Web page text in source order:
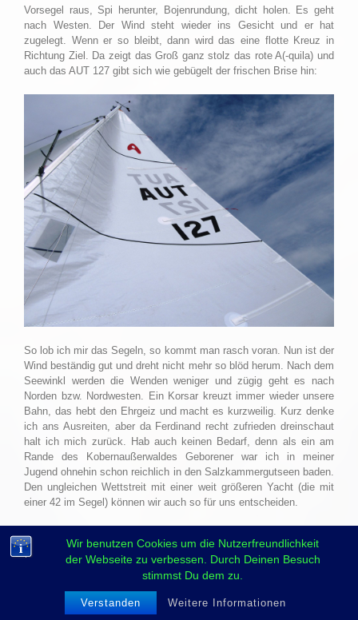
Wir benutzen Cookies um die Nutzerfreundlichkeit
der Webseite zu verbessen. Durch Deinen Besuch
stimmst Du dem zu.
Verstanden Weitere Informationen
Vorsegel raus, Spi herunter, Bojenrundung, dicht holen. Es geht
nach Westen. Der Wind steht wieder ins Gesicht und er hat
zugelegt. Wenn er so bleibt, dann wird das eine flotte Kreuz in
Richtung Ziel. Da zeigt das Groß ganz stolz das rote A(-quila) und
auch das AUT 127 gibt sich wie gebügelt der frischen Brise hin:
So lob ich mir das Segeln, so kommt man rasch voran. Nun ist der
Wind beständig gut und dreht nicht mehr so blöd herum. Nach dem
Seewinkl werden die Wenden weniger und zügig geht es nach
Norden bzw. Nordwesten. Ein Korsar kreuzt immer wieder unsere
Bahn, das hebt den Ehrgeiz und macht es kurzweilig. Kurz denke
ich ans Ausreiten, aber da Ferdinand recht zufrieden dreinschaut
halt ich mich zurück. Hab auch keinen Bedarf, denn als ein am
Rande des Kobernaußerwaldes Geborener war ich in meiner
Jugend ohnehin schon reichlich in den Salzkammergutseen baden.
Den ungleichen Wettstreit mit einer weit größeren Yacht (die mit
einer 42 im Segel) können wir auch so für uns entscheiden.